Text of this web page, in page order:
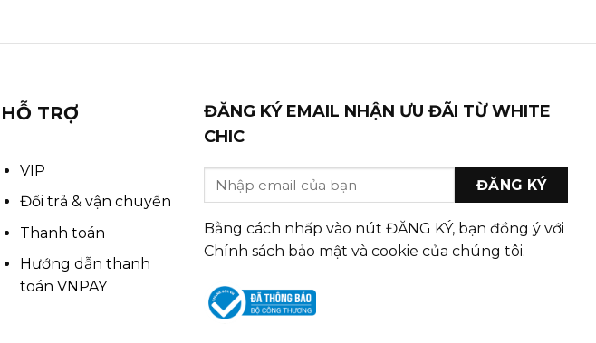
HỖ TRỢ
VIP
Đổi trả & vận chuyển
Thanh toán
Hướng dẫn thanh
toán VNPAY
ĐĂNG KÝ EMAIL NHẬN ƯU ĐÃI TỪ WHITE
CHIC
Bằng cách nhấp vào nút ĐĂNG KÝ, bạn đồng ý với
Chính sách bảo mật và cookie của chúng tôi.